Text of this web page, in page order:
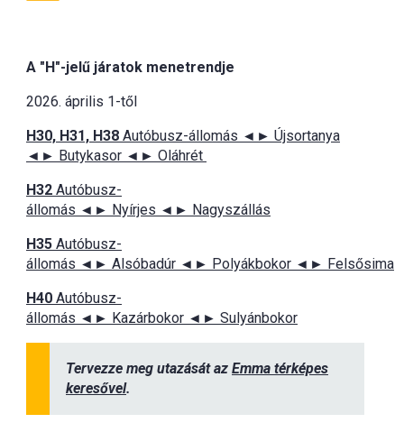
A "H"-jelű járatok menetrendje
2026. április 1-től
H30, H31, H38 Autóbusz-állomás ◄► Újsortanya
◄► Butykasor ◄► Oláhrét
H32 Autóbusz-
állomás ◄► Nyírjes ◄► Nagyszállás
H35 Autóbusz-
állomás ◄► Alsóbadúr ◄► Polyákbokor ◄► Felsősima
H40 Autóbusz-
állomás ◄► Kazárbokor ◄► Sulyánbokor
Tervezze meg utazását az Emma térképes
keresővel.